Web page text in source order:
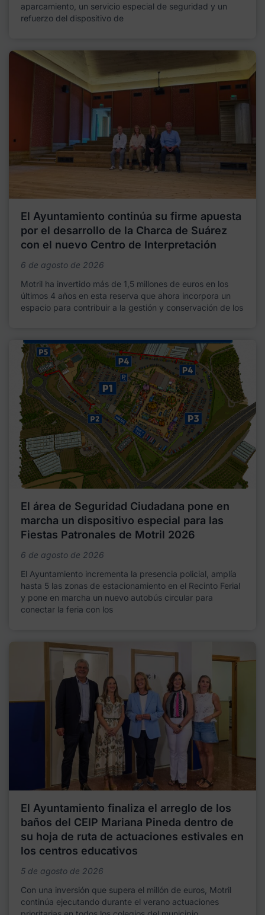
aparcamiento, un servicio especial de seguridad y un
refuerzo del dispositivo de
El Ayuntamiento continúa su firme apuesta
por el desarrollo de la Charca de Suárez
con el nuevo Centro de Interpretación
6 de agosto de 2026
Motril ha invertido más de 1,5 millones de euros en los
últimos 4 años en esta reserva que ahora incorpora un
espacio para contribuir a la gestión y conservación de los
El área de Seguridad Ciudadana pone en
marcha un dispositivo especial para las
Fiestas Patronales de Motril 2026
6 de agosto de 2026
El Ayuntamiento incrementa la presencia policial, amplía
hasta 5 las zonas de estacionamiento en el Recinto Ferial
y pone en marcha un nuevo autobús circular para
conectar la feria con los
El Ayuntamiento finaliza el arreglo de los
baños del CEIP Mariana Pineda dentro de
su hoja de ruta de actuaciones estivales en
los centros educativos
5 de agosto de 2026
Con una inversión que supera el millón de euros, Motril
continúa ejecutando durante el verano actuaciones